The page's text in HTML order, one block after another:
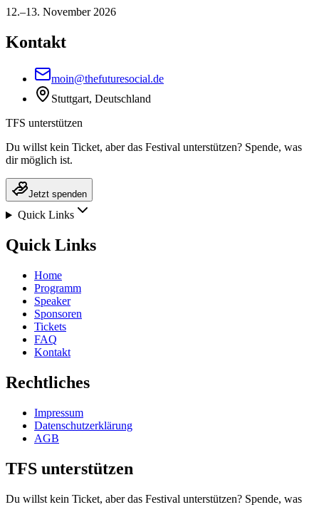
12.–13. November 2026
Kontakt
moin@thefuturesocial.de
Stuttgart, Deutschland
TFS unterstützen
Du willst kein Ticket, aber das Festival unterstützen? Spende, was
dir möglich ist.
Jetzt spenden
Quick Links
Quick Links
Home
Programm
Speaker
Sponsoren
Tickets
FAQ
Kontakt
Rechtliches
Impressum
Datenschutzerklärung
AGB
TFS unterstützen
Du willst kein Ticket, aber das Festival unterstützen? Spende, was